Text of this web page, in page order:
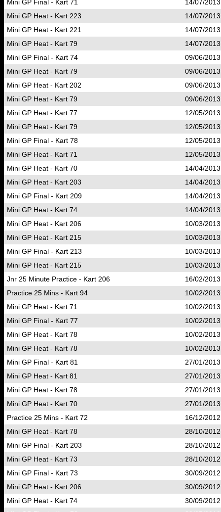
Mini GP Final - Kart 71
14/07/
Mini GP Heat - Kart 223
14/07/
Mini GP Heat - Kart 221
14/07/
Mini GP Heat - Kart 79
14/07/
Mini GP Final - Kart 74
09/06/
Mini GP Heat - Kart 79
09/06/
Mini GP Heat - Kart 202
09/06/
Mini GP Heat - Kart 79
09/06/
Mini GP Heat - Kart 77
12/05/
Mini GP Heat - Kart 79
12/05/
Mini GP Final - Kart 78
12/05/
Mini GP Heat - Kart 71
12/05/
Mini GP Heat - Kart 70
14/04/
Mini GP Heat - Kart 203
14/04/
Mini GP Final - Kart 209
14/04/
Mini GP Heat - Kart 74
14/04/
Mini GP Heat - Kart 206
10/03/
Mini GP Heat - Kart 215
10/03/
Mini GP Final - Kart 213
10/03/
Mini GP Heat - Kart 215
10/03/
Jnr 25 Minute Practice - Kart 206
16/02/
Practice 25 Mins - Kart 94
10/02/
Mini GP Heat - Kart 71
10/02/
Mini GP Final - Kart 77
10/02/
Mini GP Heat - Kart 78
10/02/
Mini GP Heat - Kart 78
10/02/
Mini GP Final - Kart 81
27/01/
Mini GP Heat - Kart 81
27/01/
Mini GP Heat - Kart 78
27/01/
Mini GP Heat - Kart 70
27/01/
Practice 25 Mins - Kart 72
16/12/
Mini GP Heat - Kart 78
28/10/
Mini GP Final - Kart 203
28/10/
Mini GP Heat - Kart 73
28/10/
Mini GP Final - Kart 73
30/09/
Mini GP Heat - Kart 206
30/09/
Mini GP Heat - Kart 74
30/09/